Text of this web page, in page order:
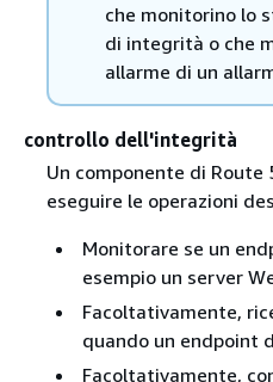
che monitorino lo
di integrità o che
allarme di un
controllo dell'integrità
Un componente di Route
eseguire le operazioni
Monitorare se un
esempio un server
Facoltativamente,
quando un endpoint
Facoltativamente,